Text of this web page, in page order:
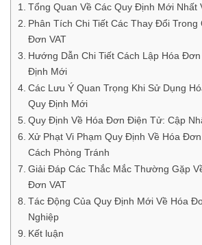
Tổng Quan Về Các Quy Định Mới Nhất
Phân Tích Chi Tiết Các Thay Đổi Trong
Đơn VAT
Hướng Dẫn Chi Tiết Cách Lập Hóa
Định Mới
Các Lưu Ý Quan Trọng Khi Sử Dụng
Quy Định Mới
Quy Định Về Hóa Đơn Điện Tử: Cập
Xử Phạt Vi Phạm Quy Định Về Hóa Đơn
Cách Phòng Tránh
Giải Đáp Các Thắc Mắc Thường Gặp
Đơn VAT
Tác Động Của Quy Định Mới Về Hóa
Nghiệp
Kết luận